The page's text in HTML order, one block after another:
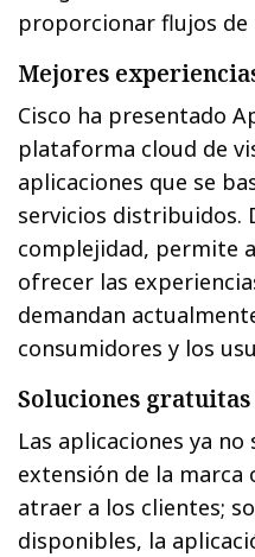
proporcionar flujos
Mejores
Cisco ha presentado
plataforma cloud de
aplicaciones que se
servicios distribuidos.
complejidad, permite
ofrecer las
demandan
consumidores y los
Soluciones
Las aplicaciones ya
extensión de la marca
atraer a los clientes;
disponibles, la